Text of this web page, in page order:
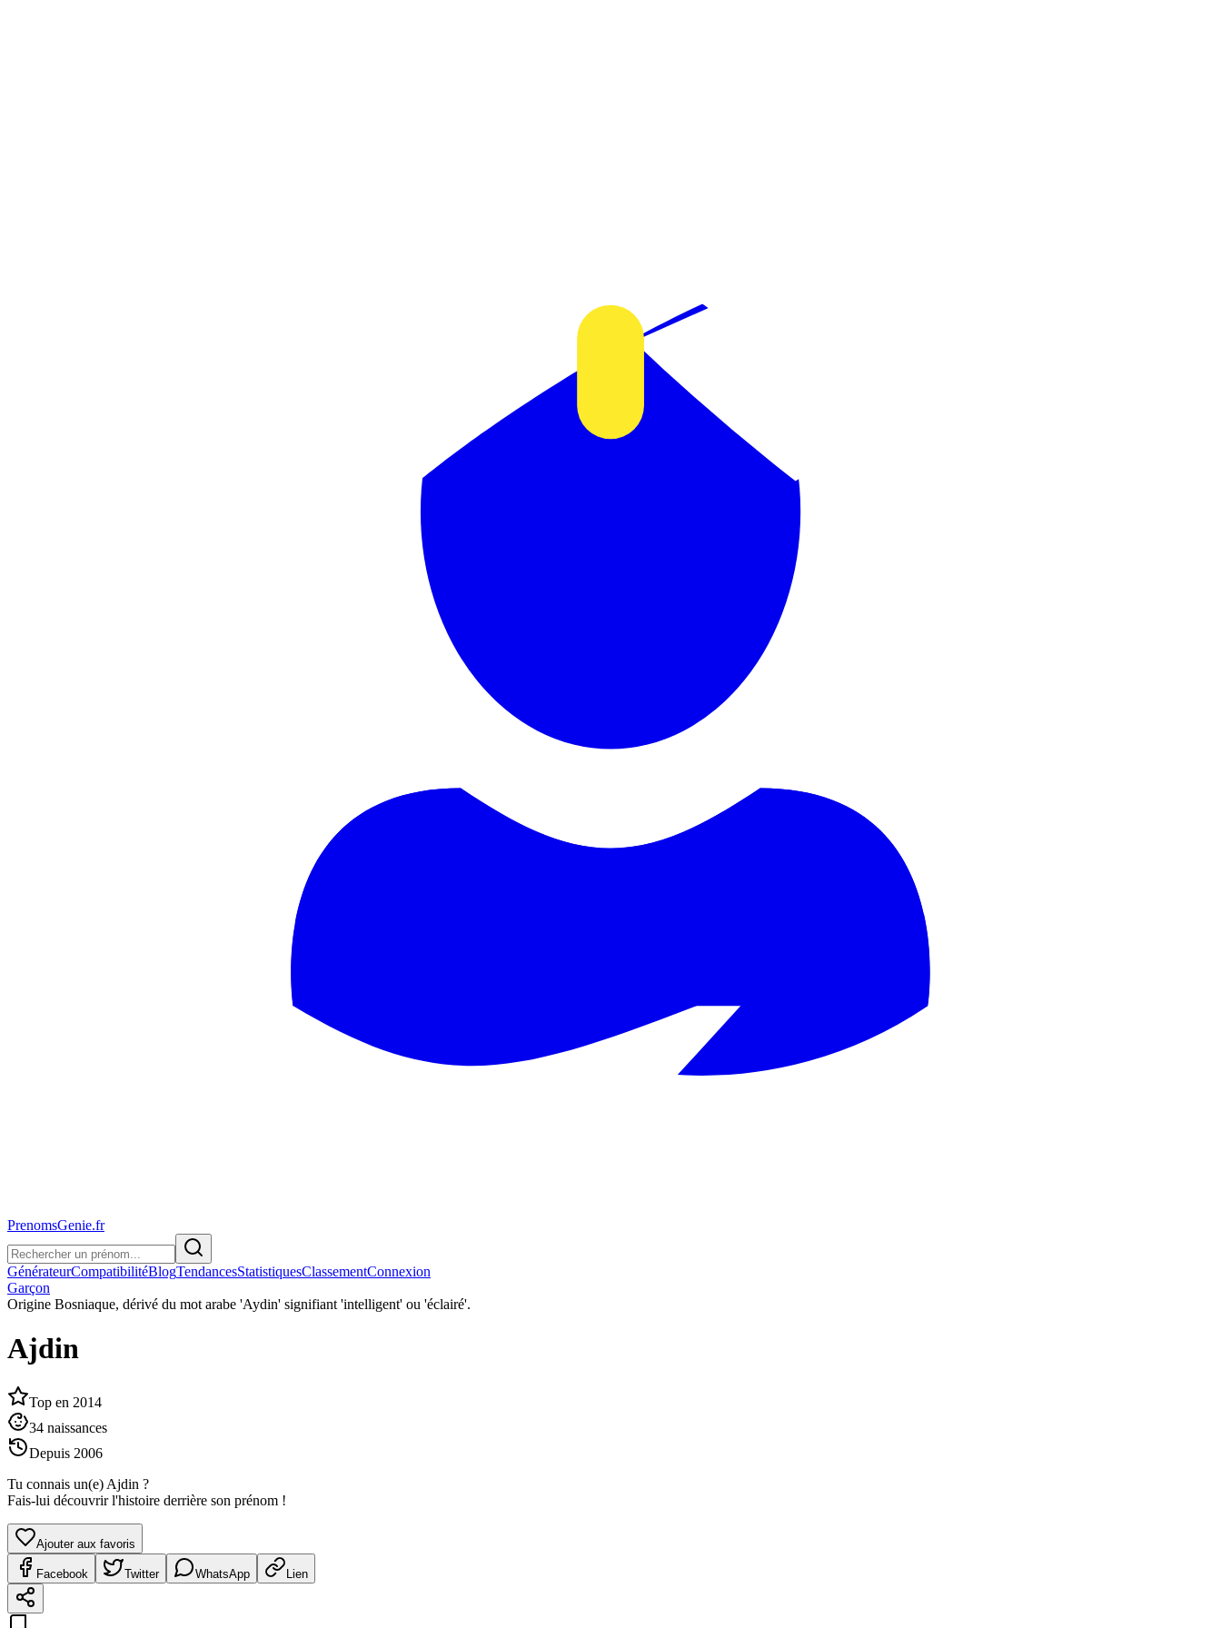
PrenomsGenie.fr
GénérateurCompatibilitéBlogTendancesStatistiquesClassementConnexion
Garçon
Origine Bosniaque, dérivé du mot arabe 'Aydin' signifiant 'intelligent' ou 'éclairé'.
Ajdin
Top en 2014
34 naissances
Depuis 2006
Tu connais un(e) Ajdin ?
Fais-lui découvrir l'histoire derrière son prénom !
Ajouter aux favoris
Facebook Twitter WhatsApp Lien